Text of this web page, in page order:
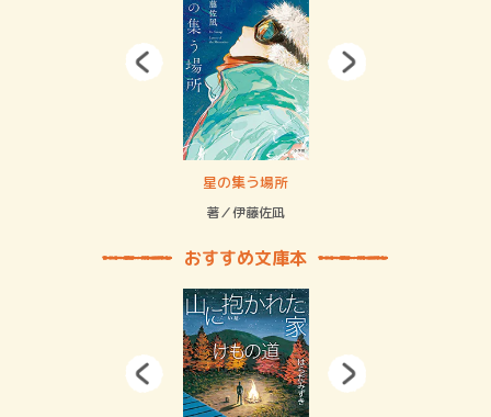
星の集う場所
著／伊藤佐凪
おすすめ文庫本